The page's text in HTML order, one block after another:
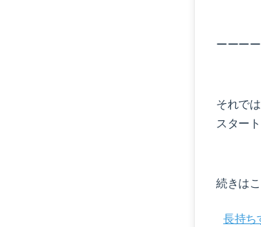
ーーー
それで
スタート
続きは
長持ち